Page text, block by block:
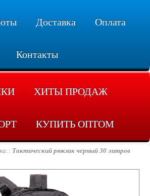
Доставка Оплата
Контакты
ХИТЫ ПРОДАЖ
КУПИТЬ ОПТОМ
Тактический рюкзак черный 30 литров